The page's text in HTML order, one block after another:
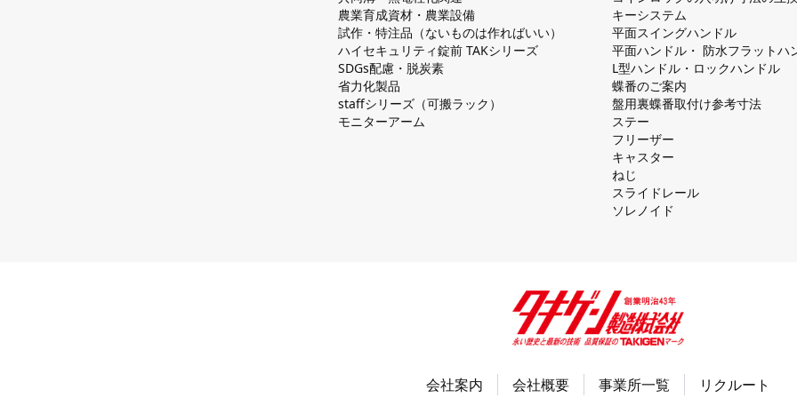
農業育成資材・農業設備
試作・特注品（ないものは作ればいい）
ハイセキュリティ錠前 TAKシリーズ
SDGs配慮・脱炭素
省力化製品
staffシリーズ（可搬ラック）
モニターアーム
キーシステム
平⾯スイングハンドル
平⾯ハンドル・ 防⽔フラットハ
L型ハンドル・ロックハンドル
蝶番のご案内
盤⽤裏蝶番取付け参考⼨法
ステー
フリーザー
キャスター
ねじ
スライドレール
ソレノイド
会社案内 会社概要 事業所一覧 リクルート